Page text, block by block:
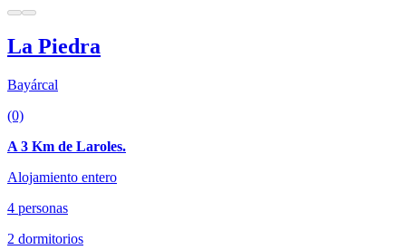
La Piedra
Bayárcal
(0)
A 3 Km de Laroles.
Alojamiento entero
4 personas
2 dormitorios